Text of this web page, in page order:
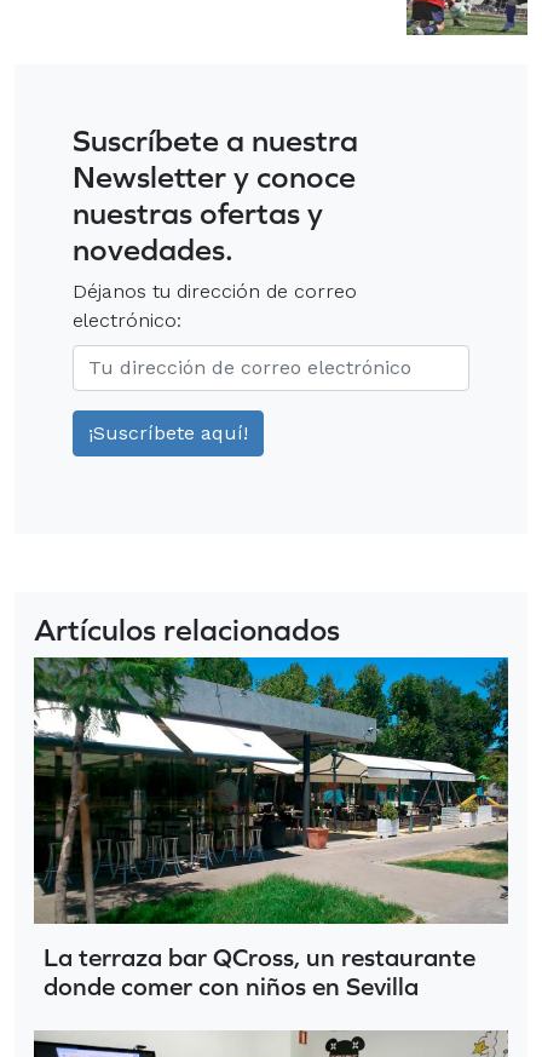
Suscríbete a nuestra
Newsletter y conoce
nuestras ofertas y
novedades.
Déjanos tu dirección de correo
electrónico:
Artículos relacionados
La terraza bar QCross, un restaurante
donde comer con niños en Sevilla